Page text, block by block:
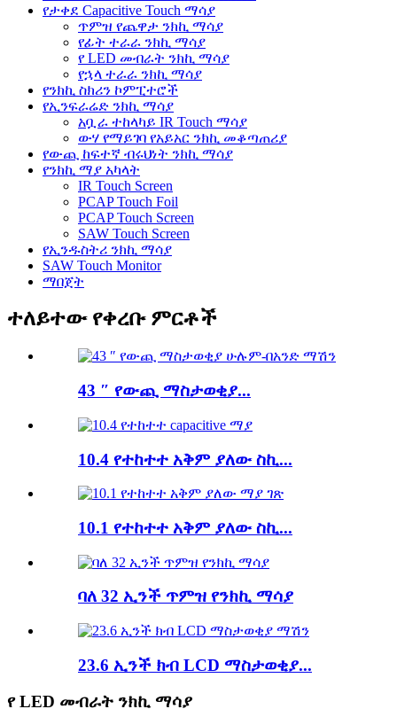
የታቀደ Capacitive Touch ማሳያ
ጥምዝ የጨዋታ ንክኪ ማሳያ
የፊት ተራራ ንክኪ ማሳያ
የ LED መብራት ንክኪ ማሳያ
የኋላ ተራራ ንክኪ ማሳያ
የንክኪ ስክሪን ኮምፒተሮች
የኢንፍራሬድ ንክኪ ማሳያ
አቧራ ተከላካይ IR Touch ማሳያ
ውሃ የማይገባ የአይአር ንክኪ መቆጣጠሪያ
የውጪ ከፍተኛ ብሩህነት ንክኪ ማሳያ
የንክኪ ማያ አካላት
IR Touch Screen
PCAP Touch Foil
PCAP Touch Screen
SAW Touch Screen
የኢንዱስትሪ ንክኪ ማሳያ
SAW Touch Monitor
ማበጀት
ተለይተው የቀረቡ ምርቶች
43 ″ የውጪ ማስታወቂያ...
10.4 የተከተተ አቅም ያለው ስኪ...
10.1 የተከተተ አቅም ያለው ስኪ...
ባለ 32 ኢንች ጥምዝ የንክኪ ማሳያ
23.6 ኢንች ክብ LCD ማስታወቂያ...
የ LED መብራት ንክኪ ማሳያ